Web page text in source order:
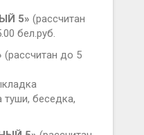
5» (рассчитан
бел.руб.
(рассчитан до 5
туши, беседка,